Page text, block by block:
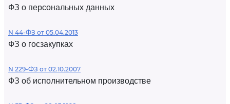
ФЗ о персональных данных
N 44-ФЗ от 05.04.2013
ФЗ о госзакупках
N 229-ФЗ от 02.10.2007
ФЗ об исполнительном производстве